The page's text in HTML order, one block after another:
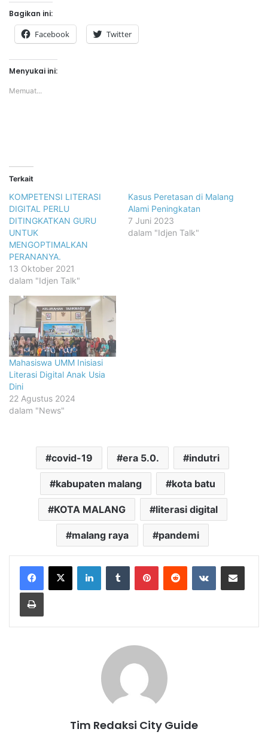
Bagikan ini:
Facebook Twitter
Menyukai ini:
Memuat...
Terkait
KOMPETENSI LITERASI
DIGITAL PERLU
DITINGKATKAN GURU
UNTUK
MENGOPTIMALKAN
PERANANYA.
13 Oktober 2021
dalam "Idjen Talk"
Kasus Peretasan di Malang
Alami Peningkatan
7 Juni 2023
dalam "Idjen Talk"
Mahasiswa UMM Inisiasi
Literasi Digital Anak Usia
Dini
22 Agustus 2024
dalam "News"
covid-19 era 5.0. indutri
kabupaten malang kota batu
KOTA MALANG literasi digital
malang raya pandemi
LinkedInTumblr PinterestReddit VKontakteShare via Email
Print
Tim Redaksi City Guide